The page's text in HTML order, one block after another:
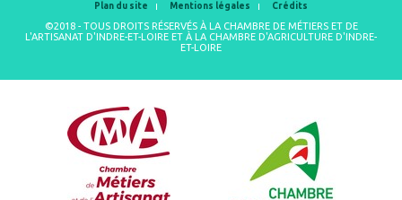
Plan du site Mentions légales Crédits
©2018 - TOUS DROITS RÉSERVÉS À LA CHAMBRE DE MÉTIERS ET DE
L'ARTISANAT D'INDRE-ET-LOIRE ET À LA CHAMBRE D'AGRICULTURE D'INDRE-
ET-LOIRE